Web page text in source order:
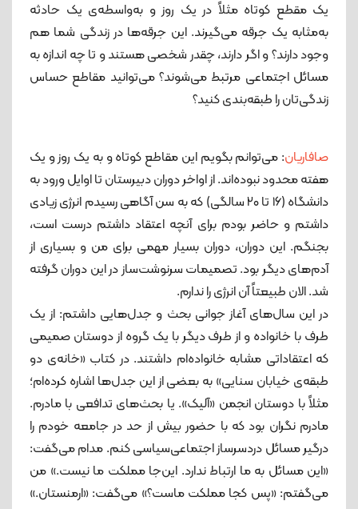
یک مقطع کوتاه مثلاً در یک روز و به‌واسطه‌ی یک حادثه
به‌مثابه یک جرقه می‌گیرند. این جرقه‌ها در زندگی شما هم
وجود دارند؟ و اگر دارند، چقدر شخصی هستند و تا چه اندازه به
مسائل اجتماعی مرتبط می‌شوند؟ می‌توانید مقاطع حساس
زندگی‌تان را طبقه‌بندی کنید؟
صافاریان: می‌توانم بگویم این مقاطع کوتاه و به یک روز و یک
هفته محدود نبوده‌اند. از اواخر دوران دبیرستان تا اوایل ورود به
دانشگاه (۱۶ تا ۲۰ سالگی) که به سن آگاهی رسیدم انرژی زیادی
داشتم و حاضر بودم برای آنچه اعتقاد داشتم درست است،
بجنگم. این دوران، دوران بسیار مهمی برای من و بسیاری از
آدم‌های دیگر بود. تصمیمات سرنوشت‌ساز در این دوران گرفته
شد. الان طبیعتاً آن انرژی را ندارم.
در این سال‌های آغاز جوانی بحث و جدل‌هایی داشتم: از یک
طرف با خانواده و از طرف دیگر با یک گروه از دوستان صمیمی
که اعتقاداتی مشابه خانواده‌ام داشتند. در کتاب «خانه‌ی دو
طبقه‌ی خیابان سنایی» به بعضی از این جدل‌ها اشاره کرده‌ام؛
مثلاً با دوستان انجمن «آلیک». یا بحث‌های تدافعی با مادرم.
مادرم نگران بود که با حضور بیش از حد در جامعه خودم را
درگیر مسائل دردسرساز اجتماعی‌سیاسی کنم. مدام می‌گفت:
«این مسائل به ما ارتباط ندارد. این‌جا مملکت ما نیست.» من
می‌گفتم: «پس کجا مملکت ماست؟» می‌گفت: «ارمنستان.»